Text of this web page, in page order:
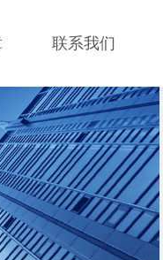
联系我们